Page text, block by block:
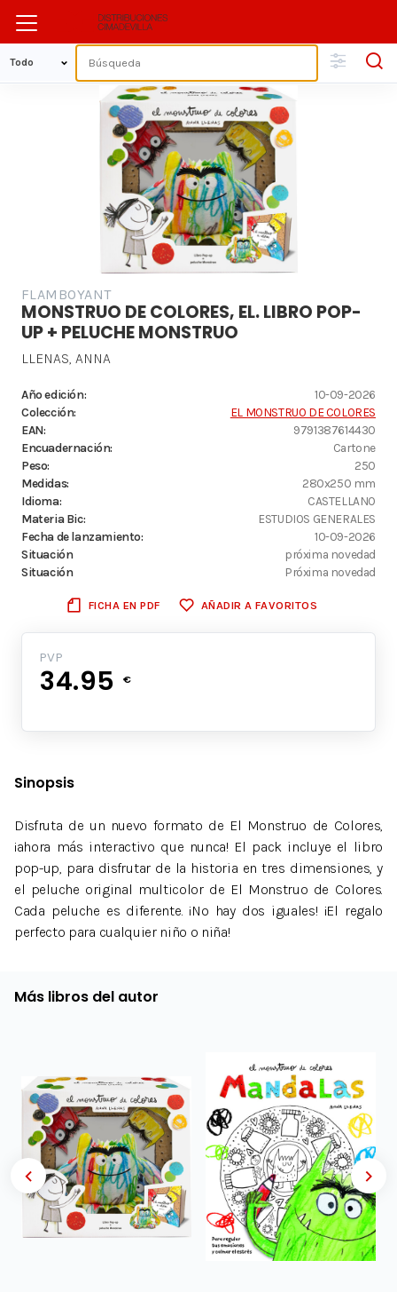
FLAMBOYANT
MONSTRUO DE COLORES, EL. LIBRO POP-
UP + PELUCHE MONSTRUO
LLENAS, ANNA
Año edición:
10-09-2026
Colección:
EL MONSTRUO DE COLORES
EAN:
9791387614430
Encuadernación:
Cartone
Peso:
250
Medidas:
280x250 mm
Idioma:
CASTELLANO
Materia Bic:
ESTUDIOS GENERALES
Fecha de lanzamiento:
10-09-2026
Situación
próxima novedad
Situación
Próxima novedad
FICHA EN PDF AÑADIR A FAVORITOS
PVP
34.95 €
Sinopsis
Disfruta de un nuevo formato de El Monstruo de Colores,
¡ahora más interactivo que nunca! El pack incluye el libro
pop-up, para disfrutar de la historia en tres dimensiones, y
el peluche original multicolor de El Monstruo de Colores.
Cada peluche es diferente. ¡No hay dos iguales! ¡El regalo
perfecto para cualquier niño o niña!
Más libros del autor